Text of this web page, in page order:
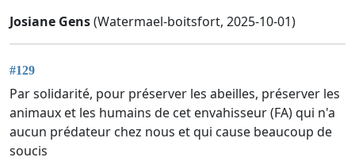
Josiane Gens(Watermael-boitsfort, 2025-10-01)
#129
Par solidarité, pour préserver les abeilles, préserver les
animaux et les humains de cet envahisseur (FA) qui n'a
aucun prédateur chez nous et qui cause beaucoup de
soucis